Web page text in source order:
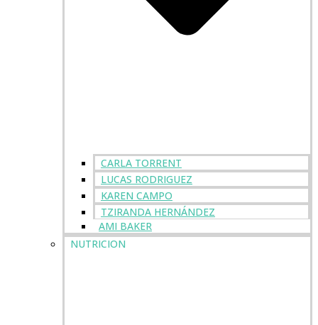
CARLA TORRENT
LUCAS RODRIGUEZ
KAREN CAMPO
TZIRANDA HERNÁNDEZ
AMI BAKER
NUTRICION